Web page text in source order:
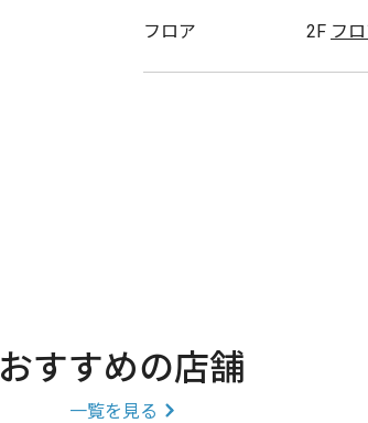
フロア 2F フ
おすすめの店舗
一覧を見る